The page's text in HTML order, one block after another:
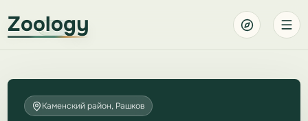
Zoology
Каменский район, Рашков